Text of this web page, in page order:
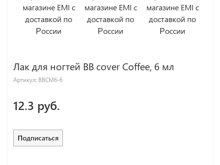
Лак для ногтей BB cover Coffee, 6 мл
Артикул: BBCM6-6
12.3 руб.
Подписаться